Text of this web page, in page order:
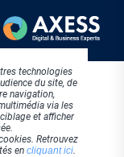
technologies
du site, de
navigation,
via les
et afficher
Retrouvez
en cliquant ici.